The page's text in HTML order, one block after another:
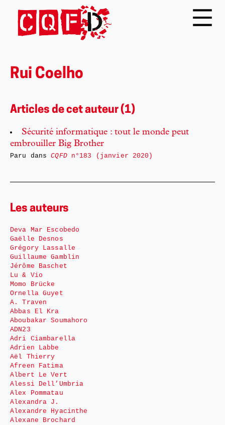
Rui Coelho
Articles de cet auteur (1)
Sécurité informatique : tout le monde peut
embrouiller Big Brother
Paru dansCQFDn°183 (janvier 2020)
Les auteurs
Deva Mar Escobedo
Gaëlle Desnos
Grégory Lassalle
Guillaume Gamblin
Jérôme Baschet
Lu & Vio
Momo Brücke
Ornella Guyet
A. Traven
Abbas El Kra
Aboubakar Soumahoro
ADN23
Adri Ciambarella
Adrien Labbe
Aël Thierry
Afreen Fatima
Albert Le Vert
Alessi Dell’Umbria
Alex Pommatau
Alexandra J.
Alexandre Hyacinthe
Alexane Brochard